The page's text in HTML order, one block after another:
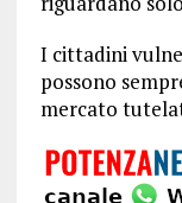
I cittadini
possono
mercato